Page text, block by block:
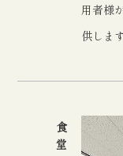
用者様
供します
食堂